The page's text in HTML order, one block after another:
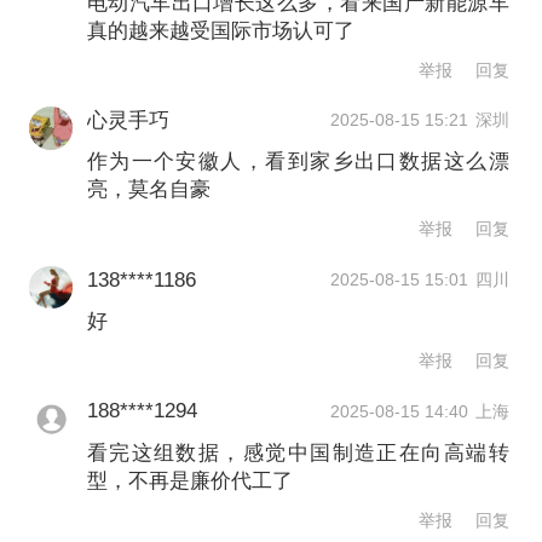
40%。6月份电动汽车出口增长55.5%，
增速创近23个月最高，锂电池出口增长
28.9%。
民企“挑大梁”进一步凸显
民营企业外贸“挑大梁”的影响力进一步凸
显。前7个月，长三角地区民营企业进出
口5.35万亿元，同比增长9.5%，占进出
口总值的55.8%，较去年同期提升2.1个
百分点。
以宁波为例，越来越多民营企业主动“走
真的越来越受国际市场认可了
举报 回复
心灵手巧 2025-08-15 15:21 深圳
作为一个安徽人，看到家乡出口数据这么漂
亮，莫名自豪
举报 回复
138****1186 2025-08-15 15:01 四川
好
举报 回复
188****1294 2025-08-15 14:40 上海
看完这组数据，感觉中国制造正在向高端转
型，不再是廉价代工了
举报 回复